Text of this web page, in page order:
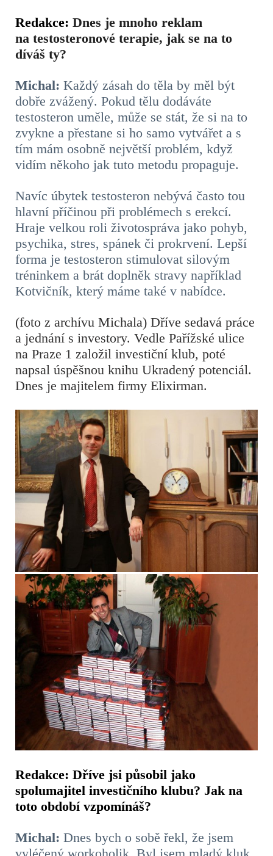
Redakce: Dnes je mnoho reklam
na testosteronové terapie, jak se na to
díváš ty?
Michal: Každý zásah do těla by měl být
dobře zvážený. Pokud tělu dodáváte
testosteron uměle, může se stát, že si na to
zvykne a přestane si ho samo vytvářet a s
tím mám osobně největší problém, když
vidím někoho jak tuto metodu propaguje.
Navíc úbytek testosteron nebývá často tou
hlavní příčinou při problémech s erekcí.
Hraje velkou roli životospráva jako pohyb,
psychika, stres, spánek či prokrvení. Lepší
forma je testosteron stimulovat silovým
tréninkem a brát doplněk stravy například
Kotvičník, který máme také v nabídce.
(foto z archívu Michala) Dříve sedavá práce
a jednání s investory. Vedle Pařížské ulice
na Praze 1 založil investiční klub, poté
napsal úspěšnou knihu Ukradený potenciál.
Dnes je majitelem firmy Elixirman.
Redakce: Dříve jsi působil jako
spolumajitel investičního klubu? Jak na
toto období vzpomínáš?
Michal: Dnes bych o sobě řekl, že jsem